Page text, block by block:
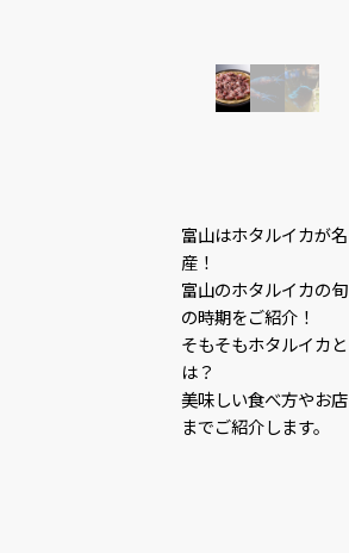
富山はホタルイカが名
産！
富山のホタルイカの旬
の時期をご紹介！
そもそもホタルイカと
は？
美味しい食べ方やお店
までご紹介します。